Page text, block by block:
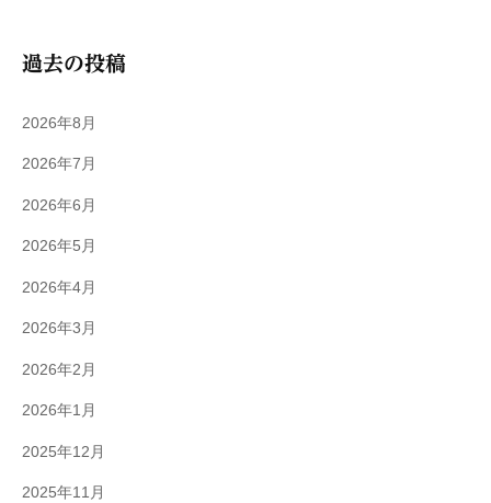
過去の投稿
2026年8月
2026年7月
2026年6月
2026年5月
2026年4月
2026年3月
2026年2月
2026年1月
2025年12月
2025年11月